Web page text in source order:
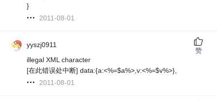
}
2011-08-01
yyszj0911
illegal XML character
[在此错误处中断] data:{a:<%=$a%>,v:<%=$v%>},
2011-08-01
赞